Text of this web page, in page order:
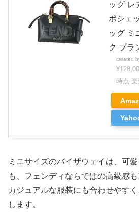
ッグ レ
ポシェ
ッグ ミ
ク ブラ
created
時点
ミニサイズのバイザウェイは、可
も、フェンディならではの高級感
カジュアルな服装にも合わせやす
します。